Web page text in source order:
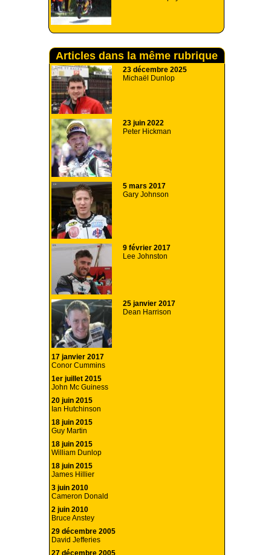
Articles dans la même rubrique
23 décembre 2025
Michaël Dunlop
23 juin 2022
Peter Hickman
5 mars 2017
Gary Johnson
9 février 2017
Lee Johnston
25 janvier 2017
Dean Harrison
17 janvier 2017
Conor Cummins
1er juillet 2015
John Mc Guiness
20 juin 2015
Ian Hutchinson
18 juin 2015
Guy Martin
18 juin 2015
William Dunlop
18 juin 2015
James Hillier
3 juin 2010
Cameron Donald
2 juin 2010
Bruce Anstey
29 décembre 2005
David Jefferies
27 décembre 2005